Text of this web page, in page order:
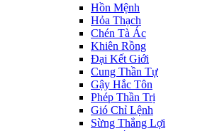
Hồn Mệnh
Hỏa Thạch
Chén Tà Ác
Khiên Rồng
Đại Kết Giới
Cung Thần Tự
Gậy Hắc Tôn
Phép Thần Trị
Gió Chỉ Lệnh
Sừng Thắng Lợi